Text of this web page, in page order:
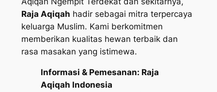
Raja Aqiqah hadir sebagai mitra terpercaya
keluarga Muslim. Kami berkomitmen
memberikan kualitas hewan terbaik dan
rasa masakan yang istimewa.
Informasi & Pemesanan: Raja
Aqiqah Indonesia